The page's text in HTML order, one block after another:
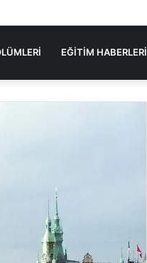
Sektörler
EĞITIM HABERLERI